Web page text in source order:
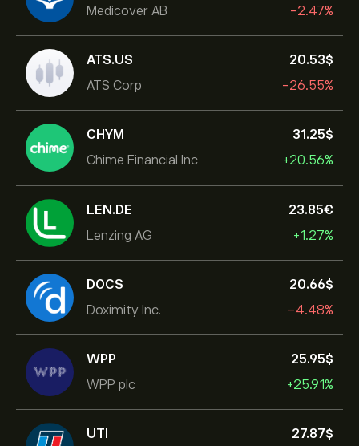
Medicover AB
-2.47%
ATS.US
ATS Corp
20.53‎$‎
-26.55%
CHYM
Chime Financial Inc
31.25‎$‎
+20.56%
LEN.DE
Lenzing AG
23.85‎€‎
+1.27%
DOCS
Doximity Inc.
20.66‎$‎
-4.48%
WPP
WPP plc
25.95‎$‎
+25.91%
UTI
27.87‎$‎